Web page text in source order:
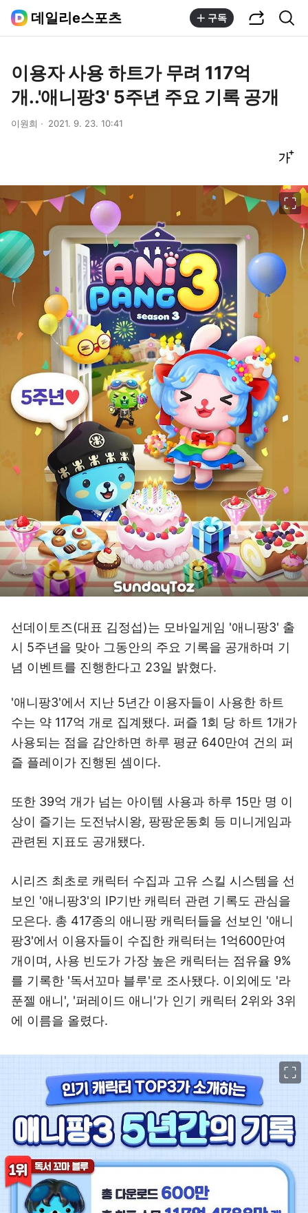
데일리e스포츠 구독
이용자 사용 하트가 무려 117억
개..'애니팡3' 5주년 주요 기록 공개
이원희 2021. 9. 23. 10:41
선데이토즈(대표 김정섭)는 모바일게임 '애니팡3' 출
시 5주년을 맞아 그동안의 주요 기록을 공개하며 기
념 이벤트를 진행한다고 23일 밝혔다.
'애니팡3'에서 지난 5년간 이용자들이 사용한 하트
수는 약 117억 개로 집계됐다. 퍼즐 1회 당 하트 1개가
사용되는 점을 감안하면 하루 평균 640만여 건의 퍼
즐 플레이가 진행된 셈이다.
또한 39억 개가 넘는 아이템 사용과 하루 15만 명 이
상이 즐기는 도전낚시왕, 팡팡운동회 등 미니게임과
관련된 지표도 공개됐다.
시리즈 최초로 캐릭터 수집과 고유 스킬 시스템을 선
보인 '애니팡3'의 IP기반 캐릭터 관련 기록도 관심을
모은다. 총 417종의 애니팡 캐릭터들을 선보인 '애니
팡3'에서 이용자들이 수집한 캐릭터는 1억600만여
개이며, 사용 빈도가 가장 높은 캐릭터는 점유율 9%
를 기록한 '독서꼬마 블루'로 조사됐다. 이외에도 '라
푼젤 애니', '퍼레이드 애니'가 인기 캐릭터 2위와 3위
에 이름을 올렸다.